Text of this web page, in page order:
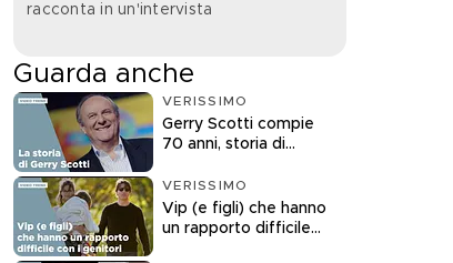
racconta in un'intervista
Guarda anche
VERISSIMO
Gerry Scotti compie
70 anni, storia di
VERISSIMO
Vip (e figli) che hanno
un rapporto difficile